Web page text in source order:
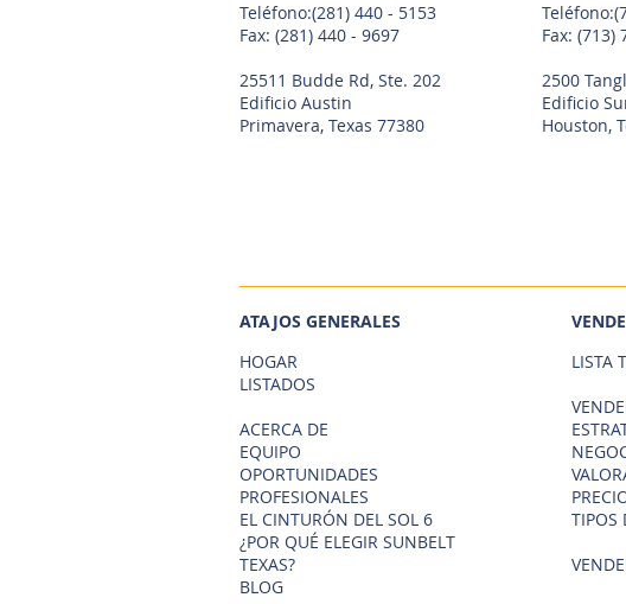
Teléfono:(281) 440 - 5153
Fax: (281) 440 - 9697
25511 Budde Rd, Ste. 202
Edificio Austin
Primavera, Texas 77380
Teléfono:
Fax: (713)
2500
Edificio
Houston,
ATAJOS GENERALES
HOGAR
LISTADOS
ACERCA DE
EQUIPO
OPORTUNIDADES
PROFESIONALES
EL CINTURÓN DEL SOL 6
¿POR QUÉ ELEGIR SUNBELT
TEXAS?
BLOG
LISTA
TIPOS